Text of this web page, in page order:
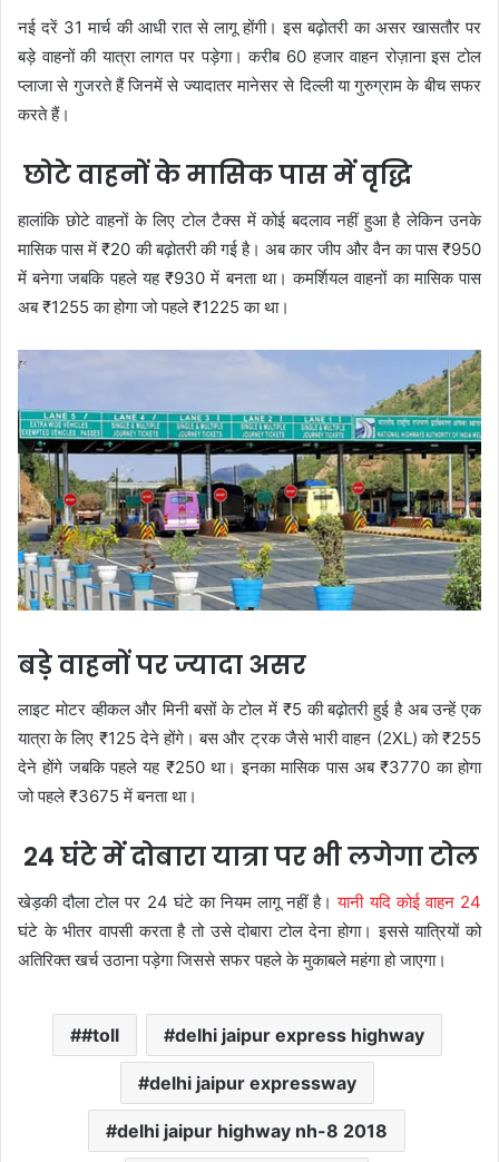
नई दरें 31 मार्च की आधी रात से लागू होंगी। इस बढ़ोतरी का असर खासतौर पर
बड़े वाहनों की यात्रा लागत पर पड़ेगा। करीब 60 हजार वाहन रोज़ाना इस टोल
प्लाजा से गुजरते हैं जिनमें से ज्यादातर मानेसर से दिल्ली या गुरुग्राम के बीच सफर
करते हैं।
छोटे वाहनों के मासिक पास में वृद्धि
हालांकि छोटे वाहनों के लिए टोल टैक्स में कोई बदलाव नहीं हुआ है लेकिन उनके
मासिक पास में ₹20 की बढ़ोतरी की गई है। अब कार जीप और वैन का पास ₹950
में बनेगा जबकि पहले यह ₹930 में बनता था। कमर्शियल वाहनों का मासिक पास
अब ₹1255 का होगा जो पहले ₹1225 का था।
बड़े वाहनों पर ज्यादा असर
लाइट मोटर व्हीकल और मिनी बसों के टोल में ₹5 की बढ़ोतरी हुई है अब उन्हें एक
यात्रा के लिए ₹125 देने होंगे। बस और ट्रक जैसे भारी वाहन (2XL) को ₹255
देने होंगे जबकि पहले यह ₹250 था। इनका मासिक पास अब ₹3770 का होगा
जो पहले ₹3675 में बनता था।
24 घंटे में दोबारा यात्रा पर भी लगेगा टोल
खेड़की दौला टोल पर 24 घंटे का नियम लागू नहीं है।यानी यदि कोई वाहन 24
घंटे के भीतर वापसी करता है तो उसे दोबारा टोल देना होगा। इससे यात्रियों को
अतिरिक्त खर्च उठाना पड़ेगा जिससे सफर पहले के मुकाबले महंगा हो जाएगा।
#toll delhi jaipur express highway
delhi jaipur expressway
delhi jaipur highway nh-8 2018